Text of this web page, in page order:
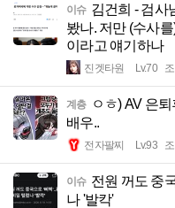
이슈 김건희 - 검사
봤나. 저만 (수사
이라고 얘기하나
진겟타원 Lv.70
계층
ㅇㅎ) AV 은
배우..
전자팔찌 Lv.93
이슈 전원 꺼도 중
나 '발칵'